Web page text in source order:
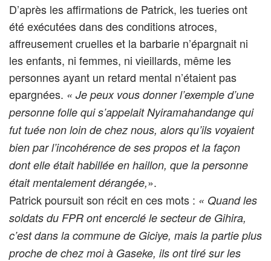
D’après les affirmations de Patrick, les tueries ont
été exécutées dans des conditions atroces,
affreusement cruelles et la barbarie n’épargnait ni
les enfants, ni femmes, ni vieillards, même les
personnes ayant un retard mental n’étaient pas
epargnées. « Je peux vous donner l’exemple d’une
personne folle qui s’appelait Nyiramahandange qui
fut tuée non loin de chez nous, alors qu’ils voyaient
bien par l’incohérence de ses propos et la façon
dont elle était habillée en haillon, que la personne
était mentalement dérangée,».
Patrick poursuit son récit en ces mots : « Quand les
soldats du FPR ont encerclé le secteur de Gihira,
c’est dans la commune de Giciye, mais la partie plus
proche de chez moi à Gaseke, ils ont tiré sur les